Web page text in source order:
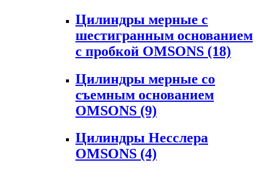
Цилиндры мерные с
шестигранным основанием
с пробкой OMSONS (18)
Цилиндры мерные со
съемным основанием
OMSONS (9)
Цилиндры Несслера
OMSONS (4)